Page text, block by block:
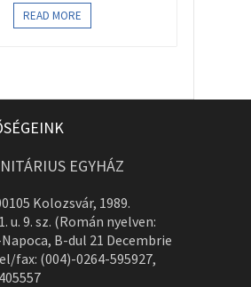
READ MORE
EGYHÁZ
Kolozsvár, 1989.
u. 9. sz. (Román nyelven:
B-dul 21 Decembrie
fax: (004)-0264-595927,